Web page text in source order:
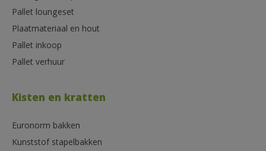
Pallet loungeset
Plaatmateriaal en hout
Pallet inkoop
Pallet verhuur
Kisten en kratten
Euronorm bakken
Kunststof stapelbakken